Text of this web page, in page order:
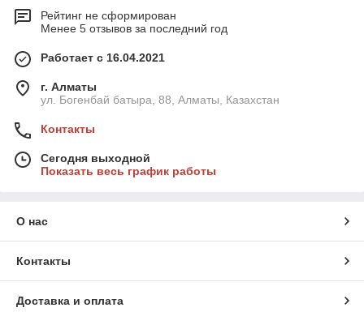
Рейтинг не сформирован
Менее 5 отзывов за последний год
Работает с 16.04.2021
г. Алматы
ул. Богенбай батыра, 88, Алматы, Казахстан
Контакты
Сегодня выходной
Показать весь график работы
О нас
Контакты
Доставка и оплата